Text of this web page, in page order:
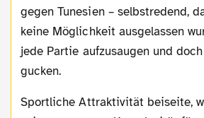
gegen Tunesien – selbstredend,
keine Möglichkeit ausgelassen
jede Partie aufzusaugen und
gucken.
Sportliche Attraktivität beiseite, war das Turnier in